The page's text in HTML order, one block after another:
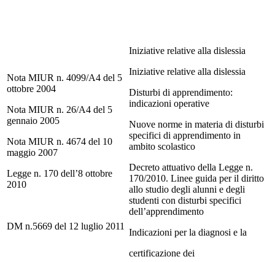
Nota MIUR n. 4099/A4 del 5
ottobre 2004
Nota MIUR n. 26/A4 del 5
gennaio 2005
Nota MIUR n. 4674 del 10
maggio 2007
Legge n. 170 dell’8 ottobre
2010
DM n.5669 del 12 luglio 2011
Iniziative relative alla dislessia
Iniziative relative alla dislessia
Disturbi di apprendimento:
indicazioni operative
Nuove norme in materia di disturbi
specifici di apprendimento in
ambito scolastico
Decreto attuativo della Legge n.
170/2010. Linee guida per il diritto
allo studio degli alunni e degli
studenti con disturbi specifici
dell’apprendimento
Indicazioni per la diagnosi e la
certificazione dei